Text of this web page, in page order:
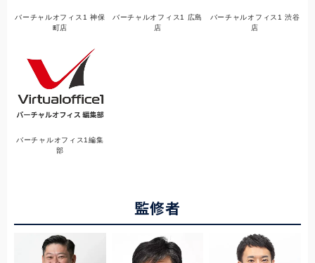
バーチャルオフィス1 神保
町店
バーチャルオフィス1 広島
店
バーチャルオフィス1 渋谷
店
バーチャルオフィス1編集
部
監修者